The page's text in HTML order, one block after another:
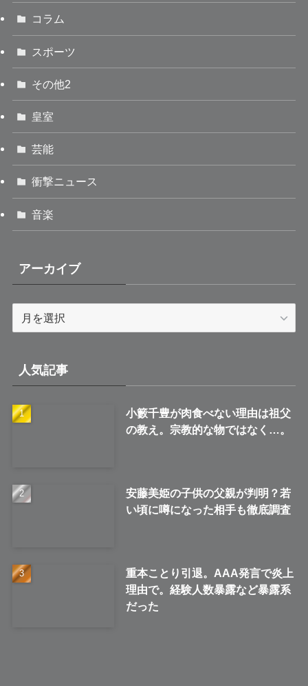
コラム
スポーツ
その他2
皇室
芸能
衝撃ニュース
音楽
アーカイブ
ブ
人気記事
小籔千豊が肉食べない理由は祖父
の教え。宗教的な物ではなく…。
安藤美姫の子供の父親が判明？若
い頃に噂になった相手も徹底調査
重本ことり引退。AAA発言で炎上
理由で。経験人数暴露など暴露系
だった